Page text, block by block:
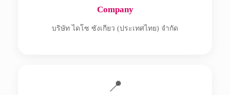
Company
บริษัท ไดโซ ซังเกียว (ประเทศไทย) จำกัด
📍